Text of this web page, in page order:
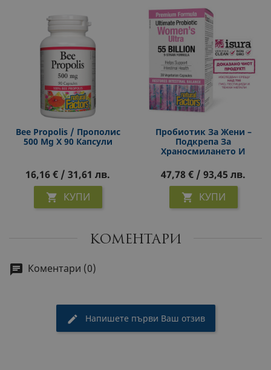
Bee Propolis / Прополис
500 Mg Х 90 Капсули
16,16 € / 31,61 лв.
 КУПИ
Пробиотик За Жени –
Подкрепа За
Храносмилането И
30 Капсули
47,78 € / 93,45 лв.
 КУПИ
КОМЕНТАРИ
Коментари (0)
Напишете първи Ваш отзив